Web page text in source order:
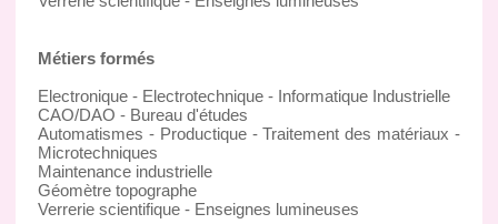
Métiers formés
Electronique - Electrotechnique - Informatique Industrielle
CAO/DAO - Bureau d'études
Automatismes - Productique - Traitement des matériaux -
Microtechniques
Maintenance industrielle
Géomètre topographe
Verrerie scientifique - Enseignes lumineuses